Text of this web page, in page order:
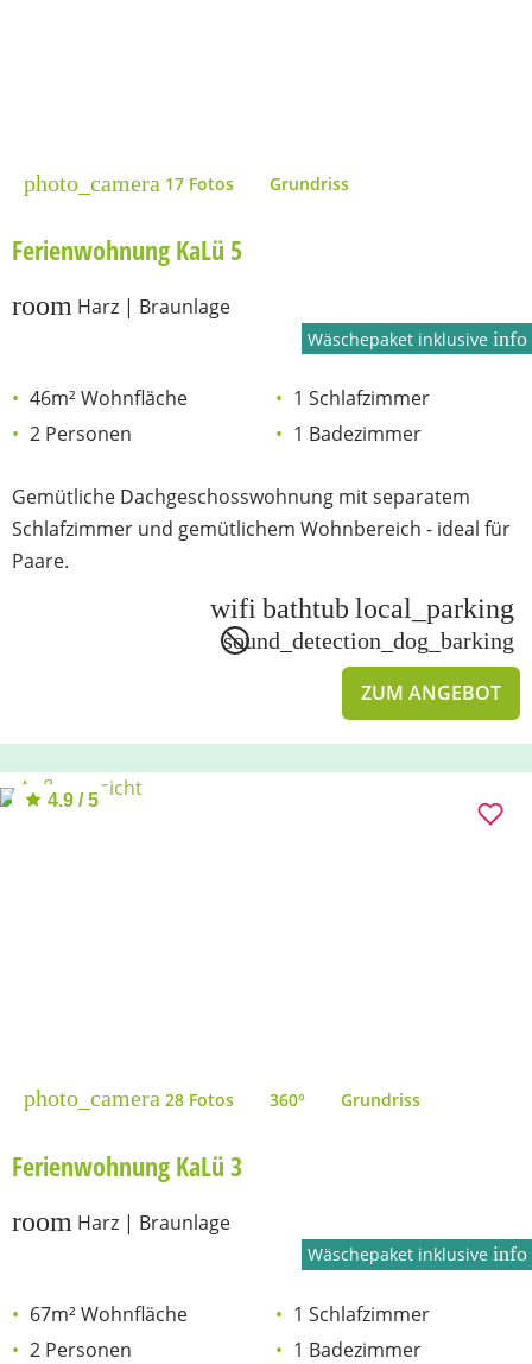
photo_camera 17 Fotos Grundriss
Ferienwohnung KaLü 5
room Harz | Braunlage
Wäschepaket inklusiveinfo
46m² Wohnfläche
2 Personen
1 Schlafzimmer
1 Badezimmer
Gemütliche Dachgeschosswohnung mit separatem
Schlafzimmer und gemütlichem Wohnbereich - ideal für
Paare.
wifi bathtub local_parking
sound_detection_dog_barking
ZUM ANGEBOT
4.9 / 5
photo_camera 28 Fotos 360° Grundriss
Ferienwohnung KaLü 3
room Harz | Braunlage
Wäschepaket inklusiveinfo
67m² Wohnfläche
2 Personen
1 Schlafzimmer
1 Badezimmer